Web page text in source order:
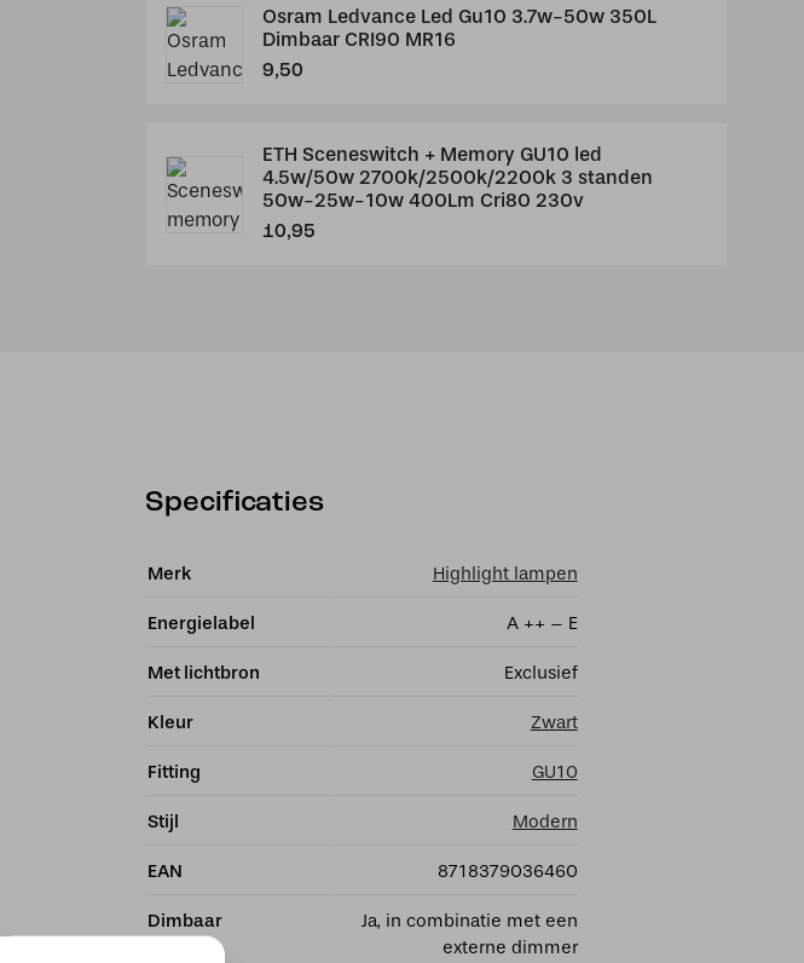
Osram Ledvance Led Gu10 3.7w-50w 350L
Dimbaar CRI90 MR16
9,50
ETH Sceneswitch + Memory GU10 led
4.5w/50w 2700k/2500k/2200k 3 standen
50w-25w-10w 400Lm Cri80 230v
10,95
Specificaties
Merk Highlight lampen
Energielabel A ++ – E
Met lichtbron Exclusief
Kleur Zwart
Fitting GU10
Stijl Modern
EAN 8718379036460
Dimbaar
Ja, in combinatie met een
externe dimmer